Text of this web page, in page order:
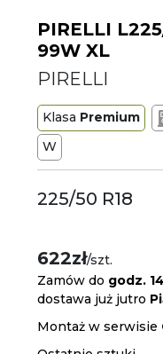
PIRELLI
99W XL
PIRELLI
Klasa Premium
W
225/50 R18
622zł/szt.
Zamów do godz. 14
dostawa już jutro
Montaż w serwisie